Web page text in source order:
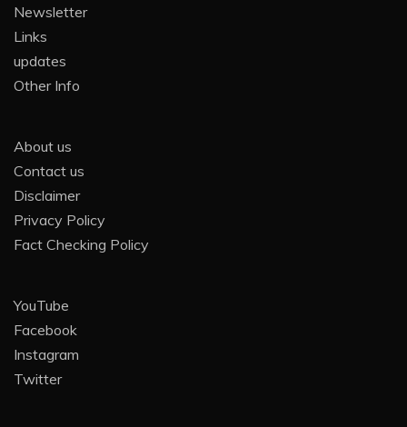
Newsletter
Links
updates
Other Info
About us
Contact us
Disclaimer
Privacy Policy
Fact Checking Policy
YouTube
Facebook
Instagram
Twitter